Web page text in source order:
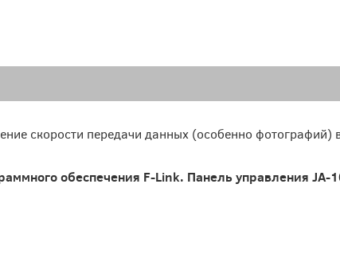
скорости передачи данных (особенно фотографий)
обеспечения F-Link. Панель управления JA-